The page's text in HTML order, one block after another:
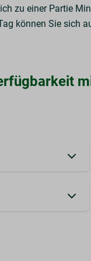
zu einer Partie
können Sie sich